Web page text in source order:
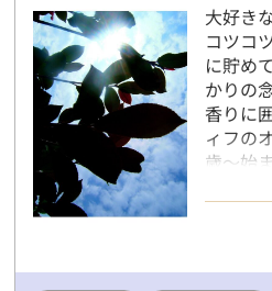
大好き
コツコ
に貯め
かりの
香りに
ィフの
歳〜始
息を
まにシ
のお
品を